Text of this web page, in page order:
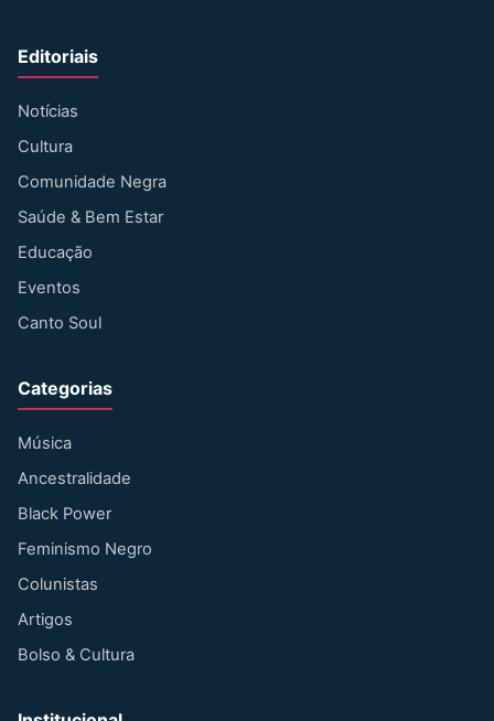
Editoriais
Notícias
Cultura
Comunidade Negra
Saúde & Bem Estar
Educação
Eventos
Canto Soul
Categorias
Música
Ancestralidade
Black Power
Feminismo Negro
Colunistas
Artigos
Bolso & Cultura